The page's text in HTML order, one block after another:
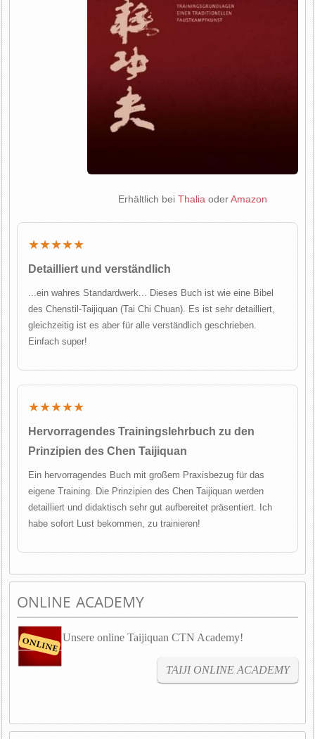
Erhältlich bei Thalia oderAmazon
★★★★★
Detailliert und verständlich
...ein wahres Standardwerk... Dieses Buch ist wie eine Bibel
des Chenstil-Taijiquan (Tai Chi Chuan). Es ist sehr detailliert,
gleichzeitig ist es aber für alle verständlich geschrieben.
Einfach super!
★★★★★
Hervorragendes Trainingslehrbuch zu den
Prinzipien des Chen Taijiquan
Ein hervorragendes Buch mit großem Praxisbezug für das
eigene Training. Die Prinzipien des Chen Taijiquan werden
detailliert und didaktisch sehr gut aufbereitet präsentiert. Ich
habe sofort Lust bekommen, zu trainieren!
ONLINE ACADEMY
Unsere online Taijiquan CTN Academy!
TAIJI ONLINE ACADEMY